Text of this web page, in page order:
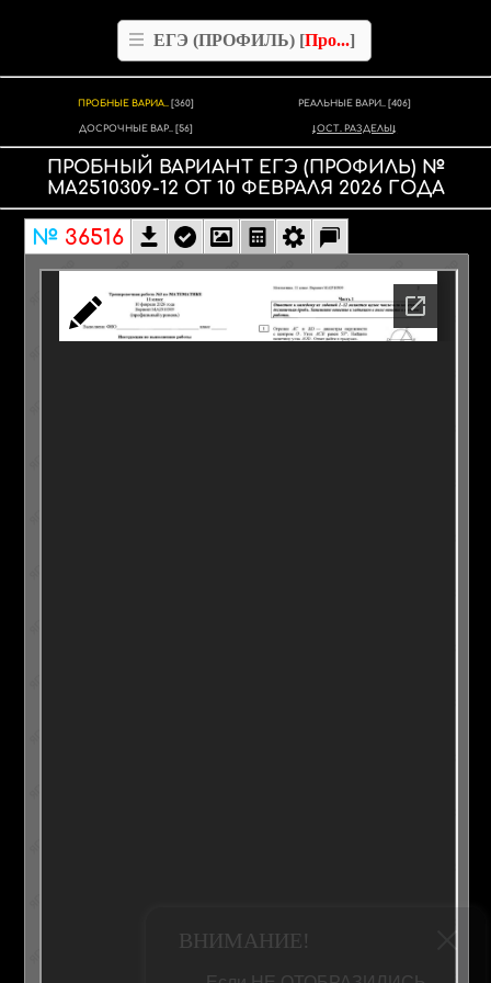
ВНИМАНИЕ!
ЕГЭ (ПРОФИЛЬ) [Про...]
ПРОБНЫЕ ВАРИА.. [360] РЕАЛЬНЫЕ ВАРИ.. [406]
ДОСРОЧНЫЕ ВАР.. [56] ОСТ. РАЗДЕЛЫ
ПРОБНЫЙ ВАРИАНТ ЕГЭ (ПРОФИЛЬ) №
МА2510309-12 ОТ 10 ФЕВРАЛЯ 2026 ГОДА
№ 36516